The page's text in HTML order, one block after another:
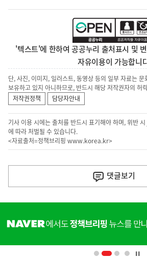
'텍스트'에 한하여 공공누리 출처표시 및
자유이용이 가능합니
단, 사진, 이미지, 일러스트, 동영상 등의 일부 자료는
보유하고 있지 아니하므로, 반드시 해당 저작권자의 허
저작권정책
담당자안내
기사 이용 시에는 출처를 반드시 표기해야 하며, 위반 시
에 따라 처벌될 수 있습니다.
<자료출처=정책브리핑 www.korea.kr>
다
음
기
댓글보기
단